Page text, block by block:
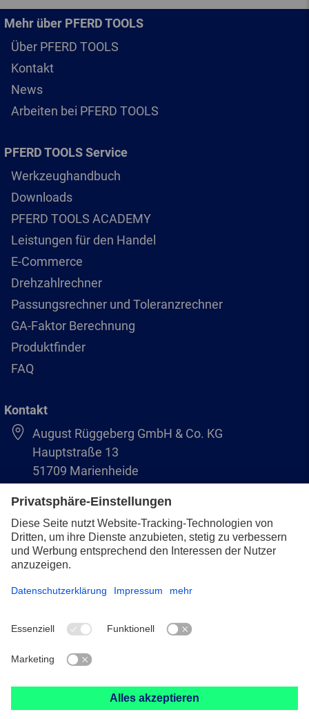
Mehr über PFERD TOOLS
Über PFERD TOOLS
Kontakt
News
Arbeiten bei PFERD TOOLS
PFERD TOOLS Service
Werkzeughandbuch
Downloads
PFERD TOOLS ACADEMY
Leistungen für den Handel
E-Commerce
Drehzahlrechner
Passungsrechner und Toleranzrechner
GA-Faktor Berechnung
Produktfinder
FAQ
Kontakt
August Rüggeberg GmbH & Co. KG
Hauptstraße 13
51709 Marienheide
+49 2264 9-0
info@pferd.com
+49 2264 9-400
Datenschutz
AVB